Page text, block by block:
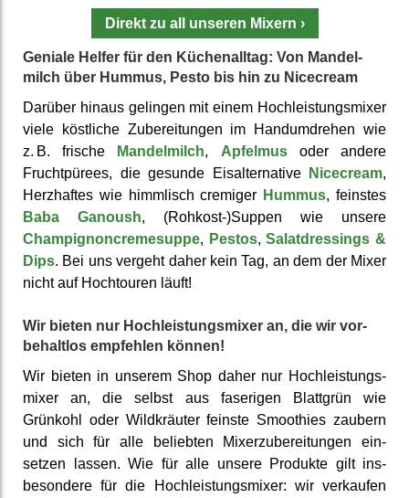
Direkt zu all unseren Mixern ›
Geniale Helfer für den Küchen­alltag: Von Mandel­
milch über Hummus, Pesto bis hin zu Nicecream
Darüber hinaus gelingen mit einem Hoch­leistungs­mixer
viele köst­liche Zu­berei­tungen im Hand­umdrehen wie
z. B. frische
Mandel­milch, Apfelmusoder andere
Fruchtpürees, die gesunde Eis­alter­native
Nicecream,
Herzhaftes wie himmlisch cremiger Hummus, feinstes
Baba Ganoush, (Rohkost-)Suppen wie unsere
Champignon­cremesuppe, Pestos,Salatdressings &
Dips. Bei uns vergeht daher kein Tag, an dem der Mixer
nicht auf Hoch­touren läuft!
Wir bieten nur Hoch­leistungs­mixer an, die wir vor­
behalt­los empfehlen können!
Wir bieten in unserem Shop daher nur Hoch­leistungs­
mixer an, die selbst aus faserigen Blattgrün wie
Grünkohl oder Wild­kräuter feinste Smoothies zaubern
und sich für alle beliebten Mixer­zuberei­tungen ein­
setzen lassen. Wie für alle unsere Produkte gilt ins­
besondere für die Hoch­leistungs­mixer: wir verkaufen